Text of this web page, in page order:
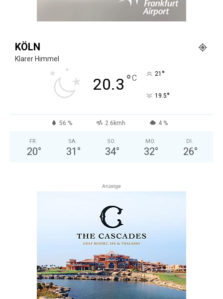
KÖLN
Klarer Himmel
20.3 °C 21 °
19.5°
56 % 2.6kmh 4 %
FR.
20°
SA.
31 °
SO.
34°
MO.
32°
DI.
26°
Anzeige